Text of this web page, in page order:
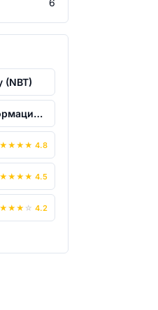
6
(NBT)
Автоматизированная информационная сист...
★ ★ ★ ★ 4.8
★ ★ ★ ★ 4.5
★ ★ ★ ☆ 4.2